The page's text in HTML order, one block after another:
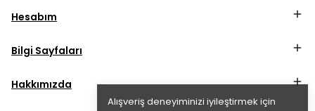
Alışveriş deneyiminizi iyileştirmek için
Hesabım
Bilgi Sayfaları
Hakkımızda